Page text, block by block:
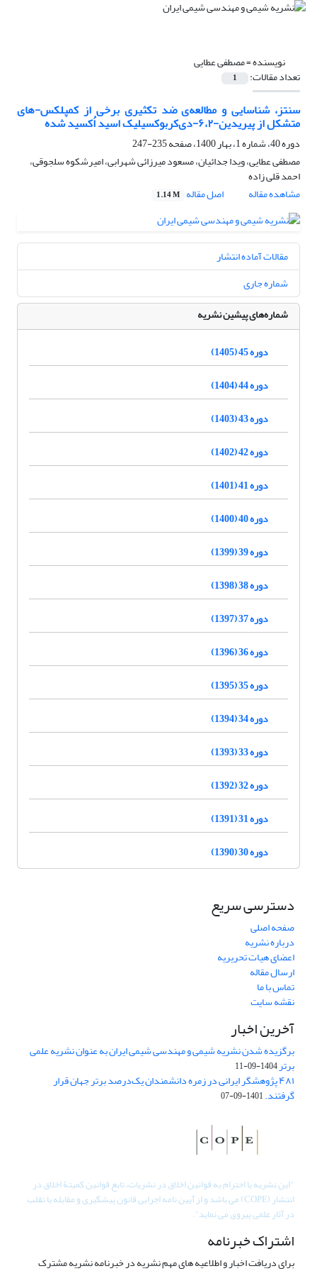
نویسنده =مصطفی عطایی
تعداد مقالات: 1
سنتز، شناسایی و مطالعه‌‌‌ی ضد ‌تکثیری برخی از کمپلکس-های
متشکل از پیریدین-۶،۲-دی‌کربوکسیلیک اسید اُکسید شده
دوره 40، شماره 1، بهار 1400، صفحه
235-247
مصطفی عطایی، ویدا جدائیان، مسعود میرزائی شهرابی، امیرشکوه سلجوقی،
احمد قلی زاده
مشاهده مقاله
اصل مقاله 1.14 M
مقالات آماده انتشار
شماره جاری
شماره‌های پیشین نشریه
دوره 45 (1405)
دوره 44 (1404)
دوره 43 (1403)
دوره 42 (1402)
دوره 41 (1401)
دوره 40 (1400)
دوره 39 (1399)
دوره 38 (1398)
دوره 37 (1397)
دوره 36 (1396)
دوره 35 (1395)
دوره 34 (1394)
دوره 33 (1393)
دوره 32 (1392)
دوره 31 (1391)
دوره 30 (1390)
دسترسی سریع
صفحه اصلی
درباره نشریه
اعضای هیات تحریریه
ارسال مقاله
تماس با ما
نقشه سایت
آخرین اخبار
برگزیده شدن نشریه شیمی و مهندسی شیمی ایران به عنوان نشریه علمی
برتر1404-09-11
۴۸۱ پژوهشگر ایرانی در زمره دانشمندان یک‌درصد برتر جهان قرار
گرفتند.1401-09-07
"این نشریه با احترام به قوانین اخلاق در نشریات، تابع قوانین کمیتۀ اخلاق در
انتشار (COPE) می باشد و از آیین نامه اجرایی قانون پیشگیری و مقابله با تقلب
در آثار علمی پیروی می نماید".
اشتراک خبرنامه
برای دریافت اخبار و اطلاعیه های مهم نشریه در خبرنامه نشریه مشترک